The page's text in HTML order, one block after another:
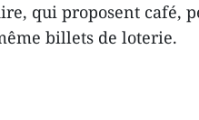
qui proposent café,
billets de loterie.